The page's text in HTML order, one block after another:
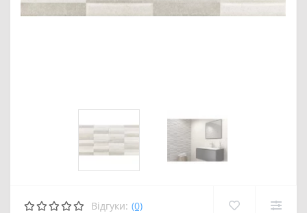
Відгуки: (0)